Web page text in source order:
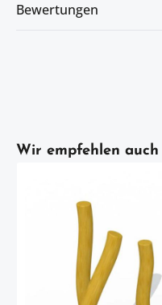
Bewertungen
Artikelgalerie überspringen
Wir empfehlen auch